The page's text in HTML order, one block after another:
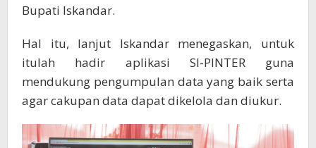
Bupati Iskandar.
Hal itu, lanjut Iskandar menegaskan, untuk
itulah hadir aplikasi SI-PINTER guna
mendukung pengumpulan data yang baik serta
agar cakupan data dapat dikelola dan diukur.